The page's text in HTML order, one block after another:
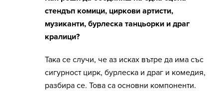
стендъп комици, циркови артисти,
музиканти, бурлеска танцьорки и драг
кралици?
Така се случи, че аз исках вътре да има със
сигурност цирк, бурлеска и драг и комедия,
разбира се. Това са основни компоненти.